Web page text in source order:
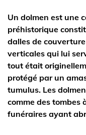
Un dolmen est une
préhistorique
dalles de
verticales qui lui
tout était
protégé par un
tumulus. Les
comme des tombes
funéraires ayant